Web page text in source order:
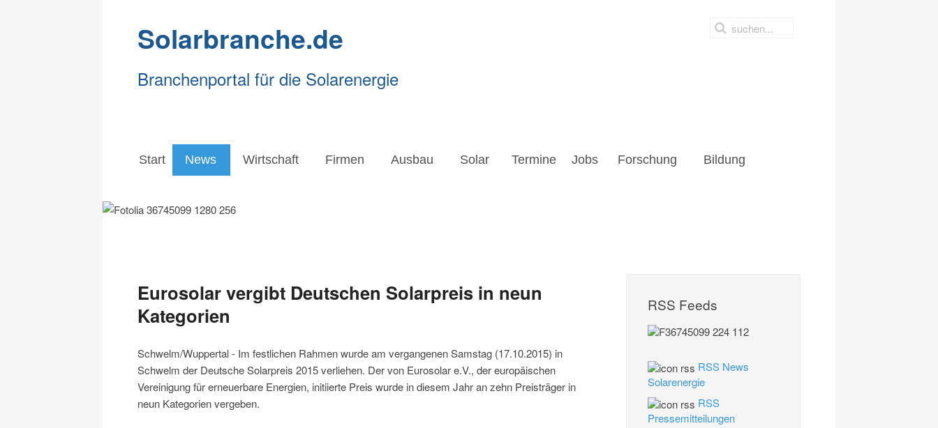
Solarbranche.de
Branchenportal für die Solarenergie
Start News Wirtschaft Firmen Ausbau Solar Termine Jobs Forschung Bildung
Eurosolar vergibt Deutschen Solarpreis in neun
Kategorien
Schwelm/Wuppertal - Im festlichen Rahmen wurde am vergangenen Samstag (17.10.2015) in
Schwelm der Deutsche Solarpreis 2015 verliehen. Der von Eurosolar e.V., der europäischen
Vereinigung für erneuerbare Energien, initiierte Preis wurde in diesem Jahr an zehn Preisträger in
neun Kategorien vergeben.
RSS Feeds
RSS News
Solarenergie
RSS
Pressemitteilungen